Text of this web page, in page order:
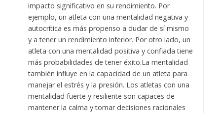
impacto significativo en su rendimiento. Por
ejemplo, un atleta con una mentalidad negativa y
autocrítica es más propenso a dudar de sí mismo
y a tener un rendimiento inferior. Por otro lado, un
atleta con una mentalidad positiva y confiada tiene
más probabilidades de tener éxito.La mentalidad
también influye en la capacidad de un atleta para
manejar el estrés y la presión. Los atletas con una
mentalidad fuerte y resiliente son capaces de
mantener la calma y tomar decisiones racionales